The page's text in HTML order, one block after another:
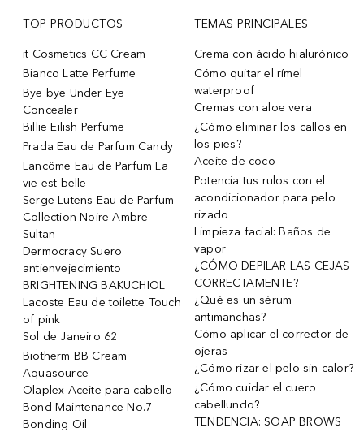
TOP PRODUCTOS
it Cosmetics CC Cream
Bianco Latte Perfume
Bye bye Under Eye
Concealer
Billie Eilish Perfume
Prada Eau de Parfum Candy
Lancôme Eau de Parfum La
vie est belle
Serge Lutens Eau de Parfum
Collection Noire Ambre
Sultan
Dermocracy Suero
antienvejecimiento
BRIGHTENING BAKUCHIOL
Lacoste Eau de toilette Touch
of pink
Sol de Janeiro 62
Biotherm BB Cream
Aquasource
Olaplex Aceite para cabello
Bond Maintenance No.7
Bonding Oil
TEMAS PRINCIPALES
Crema con ácido hialurónico
Cómo quitar el rímel
waterproof
Cremas con aloe vera
¿Cómo eliminar los callos en
los pies?
Aceite de coco
Potencia tus rulos con el
acondicionador para pelo
rizado
Limpieza facial: Baños de
vapor
¿CÓMO DEPILAR LAS CEJAS
CORRECTAMENTE?
¿Qué es un sérum
antimanchas?
Cómo aplicar el corrector de
ojeras
¿Cómo rizar el pelo sin calor?
¿Cómo cuidar el cuero
cabellundo?
TENDENCIA: SOAP BROWS